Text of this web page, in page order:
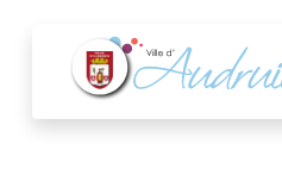
Skip to menu Skip
Ville d'Audruicq